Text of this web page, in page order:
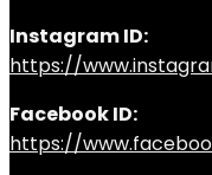
Instagram ID:
https://
Facebook ID:
https://